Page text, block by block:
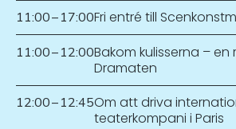
11:00–17:00Fri entré till
11:00–12:00Bakom kulisserna –
Dramaten
12:00–12:45Om att driva
teaterkompani i Paris